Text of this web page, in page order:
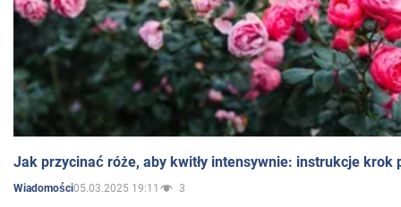
Jak przycinać róże, aby kwitły intensywnie: instrukcje krok
Wiadomości05.03.2025 19:11 3